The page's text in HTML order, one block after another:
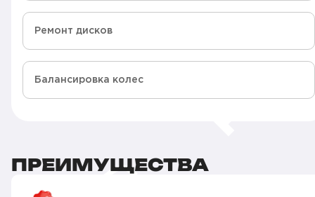
Ремонт дисков
Балансировка колес
ПРЕИМУЩЕСТВА